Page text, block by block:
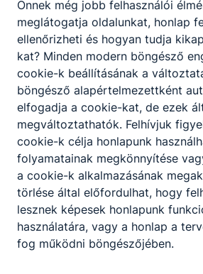
Nógrád Vármegyei SZC
Önnek még jobb felhasználói
meglátogatja oldalunkat, honlap
ellenőrizheti és hogyan tudja
kat? Minden modern böngésző
cookie-k beállításának a
böngésző alapértelmezettként
elfogadja a cookie-kat, de ezek
megváltoztathatók. Felhívjuk
cookie-k célja honlapunk
folyamatainak megkönnyítése
a cookie-k alkalmazásának
törlése által előfordulhat, hogy
lesznek képesek honlapunk
használatára, vagy a honlap a
fog működni böngészőjében.